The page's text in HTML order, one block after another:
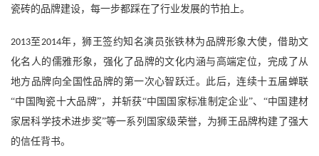
瓷砖的品牌建设，每一步都踩在了行业发展的节拍上。
2013至2014年，狮王签约知名演员张铁林为品牌形象大使，借助文
化名人的儒雅形象，强化了品牌的文化内涵与高端定位，完成了从
地方品牌向全国性品牌的第一次心智跃迁。此后，连续十五届蝉联
“中国陶瓷十大品牌”，并斩获“中国国家标准制定企业”、“中国建材
家居科学技术进步奖”等一系列国家级荣誉，为狮王品牌构建了强大
的信任背书。